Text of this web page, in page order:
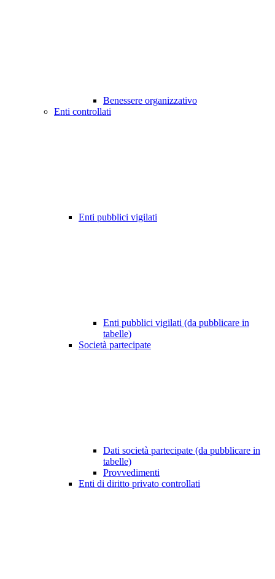
Benessere organizzativo
Enti controllati
Enti pubblici vigilati
Enti pubblici vigilati (da pubblicare in
tabelle)
Società partecipate
Dati società partecipate (da pubblicare in
tabelle)
Provvedimenti
Enti di diritto privato controllati